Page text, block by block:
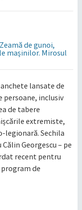
de gunoi,
mașinilor. Mirosul
lansate de
inclusiv
de tabere
extremiste,
legionară. Sechila
Georgescu – pe
recent pentru
de